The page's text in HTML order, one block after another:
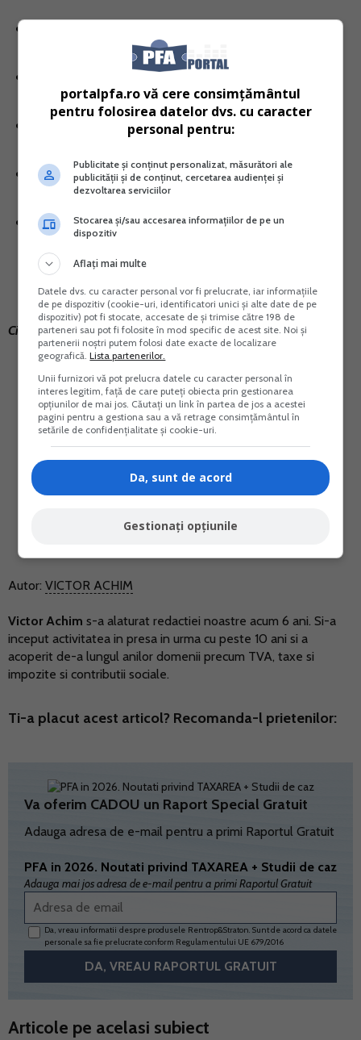
CAEN 9313 Activitati ale centrelor de fitness
CAEN 9319 Alte activitati sportive
CAEN 9321 Balciuri si parcuri de distractii
CAEN 9329 Alte activitati recreative si distractive
Citeste mai multe informatii aici >>
Autor: VICTOR ACHIM
Victor Achim s-a alaturat redactiei noastre acum 6 ani. Si-a
inceput activitatea in presa in urma cu peste 10 ani si a
acoperit de-a lungul anilor domenii precum TVA, taxe si
impozite si contributii sociale.
Ti-a placut acest articol? Recomanda-l prietenilor:
Va oferim CADOU un Raport Special Gratuit
Adauga adresa de e-mail pentru a primi Raportul Gratuit
PFA in 2026. Noutati privind TAXAREA + Studii de caz
Adauga mai jos adresa de e-mail pentru a primi Raportul Gratuit
Da, vreau informatii despre produsele Rentrop&Straton. Sunt de acord ca datele
personale sa fie prelucrate conform Regulamentului UE 679/2016
Articole pe acelasi subiect
portalpfa.ro vă cere consimțământul
pentru folosirea datelor dvs. cu caracter
personal pentru:
Publicitate și conținut personalizat, măsurători ale
publicității și de conținut, cercetarea audienței și
dezvoltarea serviciilor
Stocarea și/sau accesarea informațiilor de pe un
dispozitiv
Aflați mai multe
Datele dvs. cu caracter personal vor fi prelucrate, iar informațiile
de pe dispozitiv (cookie-uri, identificatori unici și alte date de pe
dispozitiv) pot fi stocate, accesate de și trimise către 198 de
parteneri sau pot fi folosite în mod specific de acest site. Noi și
partenerii noștri putem folosi date exacte de localizare
geografică.Lista partenerilor.
Unii furnizori vă pot prelucra datele cu caracter personal în
interes legitim, față de care puteți obiecta prin gestionarea
opțiunilor de mai jos. Căutați un link în partea de jos a acestei
pagini pentru a gestiona sau a vă retrage consimțământul în
setările de confidențialitate și cookie-uri.
Da, sunt de acord
Gestionați opțiunile